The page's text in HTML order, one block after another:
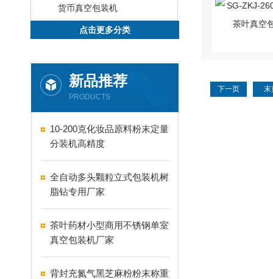
货币真空包装机
点击更多分类
新品推荐
PRODUCTS
10-200克化妆品原料粉末定量
分装机高精度
全自动多头颗粒立式包装机树
脂钻专用厂家
茶叶药材小型商用不锈钢单室
真空包装机厂家
背封充氮气黑芝麻粉粉末称重
下一页 末